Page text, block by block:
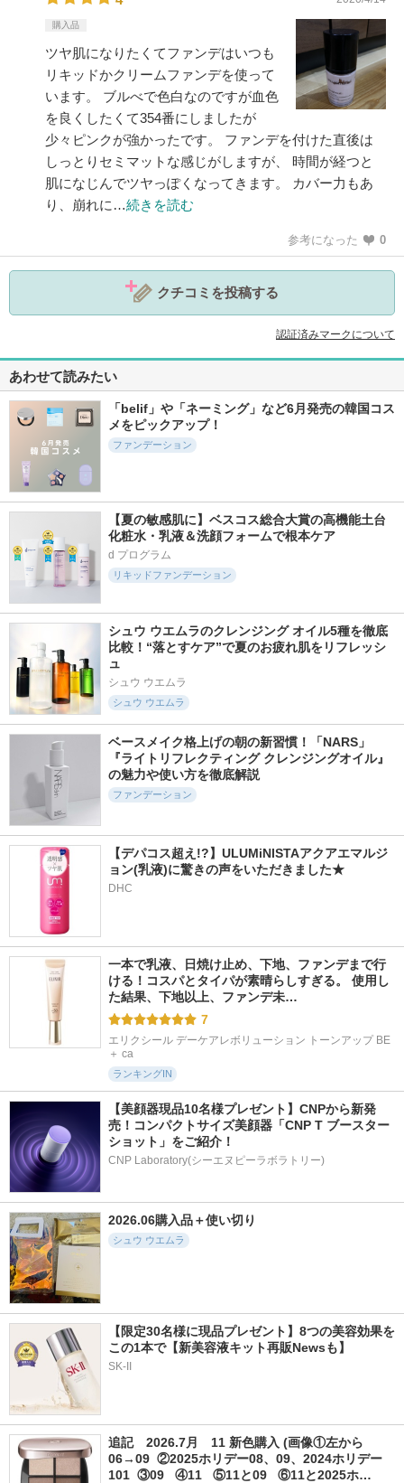
購入品
ツヤ肌になりたくてファンデはいつも
リキッドかクリームファンデを使って
います。 ブルべで色白なのですが血色
を良くしたくて354番にしましたが
少々ピンクが強かったです。 ファンデを付けた直後は
しっとりセミマットな感じがしますが、 時間が経つと
肌になじんでツヤっぽくなってきます。 カバー力もあ
り、崩れに…続きを読む
参考になった 0
クチコミを投稿する
認証済みマークについて
あわせて読みたい
「belif」や「ネーミング」など6月発売の韓国コス
メをピックアップ！
ファンデーション
【夏の敏感肌に】ベスコス総合大賞の高機能土台
化粧水・乳液＆洗顔フォームで根本ケア
d プログラム
リキッドファンデーション
シュウ ウエムラのクレンジング オイル5種を徹底
比較！“落とすケア”で夏のお疲れ肌をリフレッシ
ュ
シュウ ウエムラ
シュウ ウエムラ
ベースメイク格上げの朝の新習慣！「NARS」
『ライトリフレクティング クレンジングオイル』
の魅力や使い方を徹底解説
ファンデーション
【デパコス超え!?】ULUMiNISTAアクアエマルジ
ョン(乳液)に驚きの声をいただきました★
DHC
一本で乳液、日焼け止め、下地、ファンデまで行
ける！コスパとタイパが素晴らしすぎる。 使用し
た結果、下地以上、ファンデ未…
7
エリクシール デーケアレボリューション トーンアップ BE
＋ ca
ランキングIN
【美顔器現品10名様プレゼント】CNPから新発
売！コンパクトサイズ美顔器「CNP T ブースター
ショット」をご紹介！
CNP Laboratory(シーエヌピーラボラトリー)
2026.06購入品＋使い切り
シュウ ウエムラ
【限定30名様に現品プレゼント】8つの美容効果を
この1本で【新美容液キット再販Newsも】
SK-II
追記　2026.7月　11 新色購入 (画像①左から
06→09  ②2025ホリデー08、09、2024ホリデー
101  ③09   ④11   ⑤11と09   ⑥11と2025ホ…